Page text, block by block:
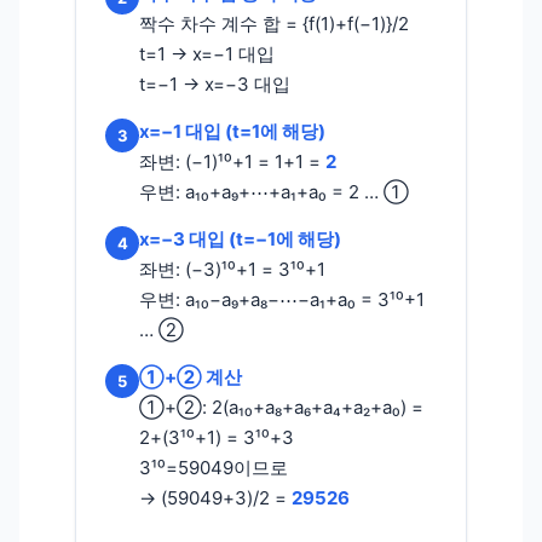
짝수 차수 계수 합 = {f(1)+f(−1)}/2
t=1 → x=−1 대입
t=−1 → x=−3 대입
3
x=−1 대입 (t=1에 해당)
좌변: (−1)¹⁰+1 = 1+1 = 2
우변: a₁₀+a₉+⋯+a₁+a₀ = 2 … ①
4 x=−3 대입 (t=−1에 해당)
좌변: (−3)¹⁰+1 = 3¹⁰+1
우변: a₁₀−a₉+a₈−⋯−a₁+a₀ = 3¹⁰+1
… ②
5
①+② 계산
①+②: 2(a₁₀+a₈+a₆+a₄+a₂+a₀) =
2+(3¹⁰+1) = 3¹⁰+3
3¹⁰=59049이므로
→ (59049+3)/2 = 29526